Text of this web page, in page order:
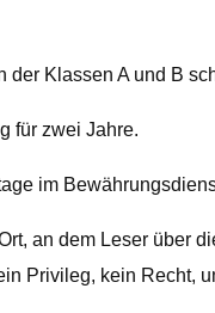
Klassen A und B
für zwei Jahre.
im
an dem Leser über
Privileg, kein Recht,